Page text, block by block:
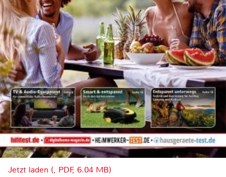
Jetzt laden (, PDF, 6.04 MB)